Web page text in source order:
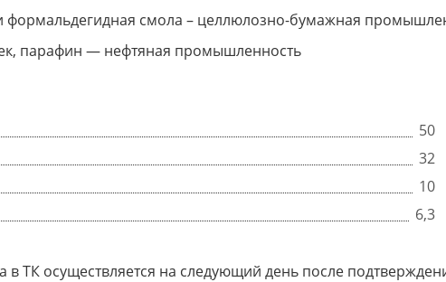
формальдегидная смола – целлюлозно-бумажная
парафин — нефтяная промышленность
50
32
10
6,3
в ТК осуществляется на следующий день после